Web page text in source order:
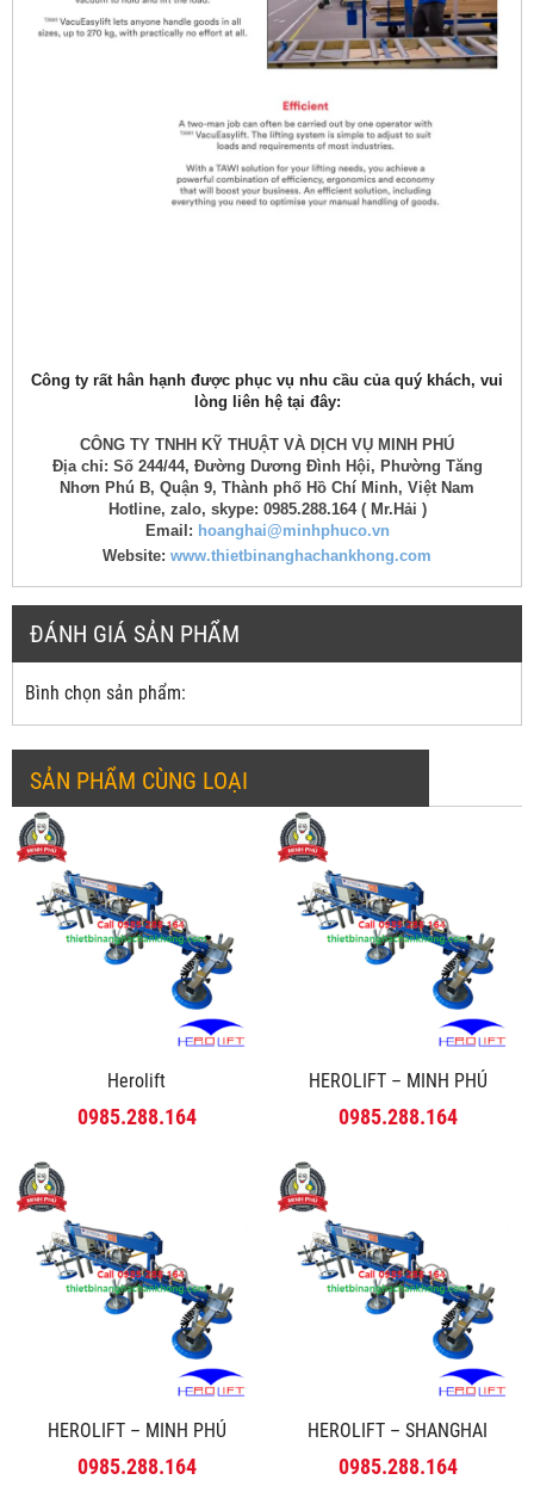
Công ty rất hân hạnh được phục vụ nhu cầu của quý khách, vui
lòng liên hệ tại đây:
CÔNG TY TNHH KỸ THUẬT VÀ DỊCH VỤ MINH PHÚ
Địa chỉ: Số 244/44, Đường Dương Đình Hội, Phường Tăng
Nhơn Phú B, Quận 9, Thành phố Hồ Chí Minh, Việt Nam
Hotline, zalo, skype: 0985.288.164 ( Mr.Hải )
Email: hoanghai@minhphuco.vn
Website: www.thietbinanghachankhong.com
ĐÁNH GIÁ SẢN PHẨM
Bình chọn sản phẩm:
SẢN PHẨM CÙNG LOẠI
Herolift
0985.288.164
HEROLIFT – MINH PHÚ
0985.288.164
HEROLIFT – MINH PHÚ
0985.288.164
HEROLIFT – SHANGHAI
0985.288.164